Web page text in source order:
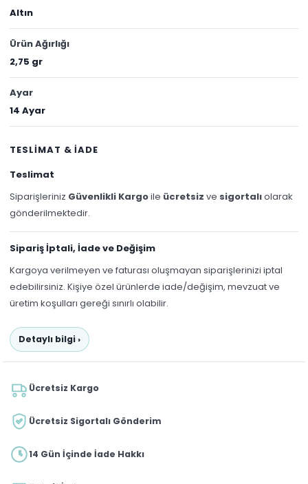
Altın
Ürün Ağırlığı
2,75 gr
Ayar
14 Ayar
TESLİMAT & İADE
Teslimat
Siparişleriniz Güvenlikli Kargoile ücretsiz ve sigortalıolarak
gönderilmektedir.
Sipariş İptali, İade ve Değişim
Kargoya verilmeyen ve faturası oluşmayan siparişlerinizi iptal
edebilirsiniz. Kişiye özel ürünlerde iade/değişim, mevzuat ve
üretim koşulları gereği sınırlı olabilir.
Detaylı bilgi ›
Ücretsiz Kargo
Ücretsiz Sigortalı Gönderim
14 Gün İçinde İade Hakkı